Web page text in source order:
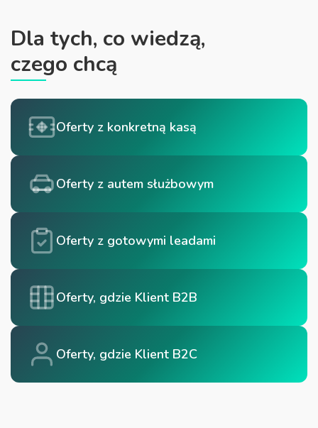
Dla tych, co wiedzą,
czego chcą
Oferty z konkretną kasą
Oferty z autem służbowym
Oferty z gotowymi leadami
Oferty, gdzie Klient B2B
Oferty, gdzie Klient B2C